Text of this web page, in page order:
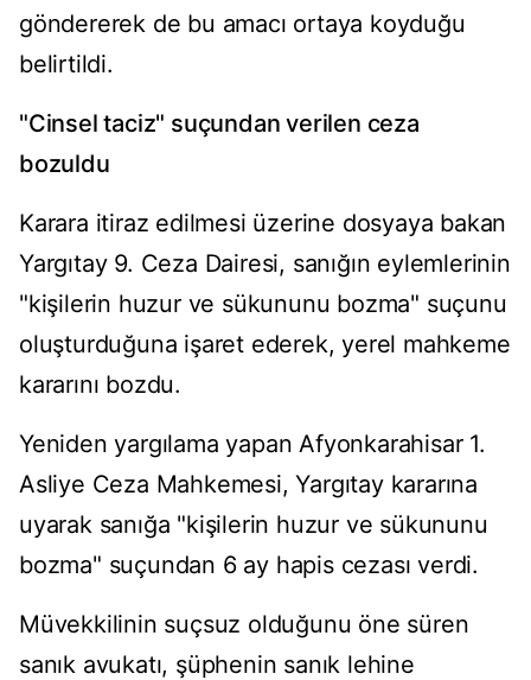
göndererek de bu amacı ortaya koyduğu
belirtildi.
"Cinsel taciz" suçundan verilen ceza
bozuldu
Karara itiraz edilmesi üzerine dosyaya bakan
Yargıtay 9. Ceza Dairesi, sanığın eylemlerinin
"kişilerin huzur ve sükununu bozma" suçunu
oluşturduğuna işaret ederek, yerel mahkeme
kararını bozdu.
Yeniden yargılama yapan Afyonkarahisar 1.
Asliye Ceza Mahkemesi, Yargıtay kararına
uyarak sanığa "kişilerin huzur ve sükununu
bozma" suçundan 6 ay hapis cezası verdi.
Müvekkilinin suçsuz olduğunu öne süren
sanık avukatı, şüphenin sanık lehine